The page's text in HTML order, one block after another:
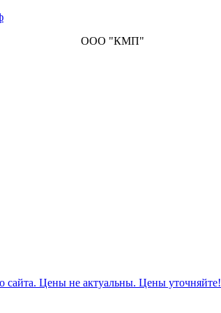
ООО "КМП"
сайта. Цены не актуальны. Цены уточняйте!